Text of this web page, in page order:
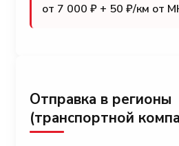
от 7 000 ₽ + 50 ₽/км от
Отправка в регионы
(транспортной